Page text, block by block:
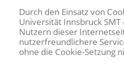
Durch den Einsatz von
Universität Innsbruck SMT
Nutzern dieser
nutzerfreundlichere
ohne die Cookie-Setzung